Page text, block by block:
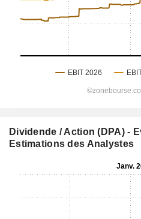
Dividende / Action (DPA) -
Estimations des Analystes